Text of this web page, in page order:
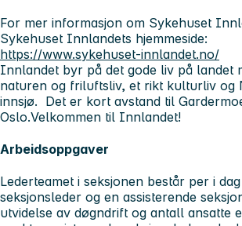
For mer informasjon om Sykehuset
Sykehuset Innlandets hjemmeside:
https://www.sykehuset-innlandet.no/
Innlandet byr på det gode liv på landet
naturen og friluftsliv, et rikt kulturliv og
innsjø. Det er kort avstand til
Oslo.Velkommen til Innlandet!
Arbeidsoppgaver
Lederteamet i seksjonen består per i
seksjonsleder og en assisterende
utvidelse av døgndrift og antall ansatte